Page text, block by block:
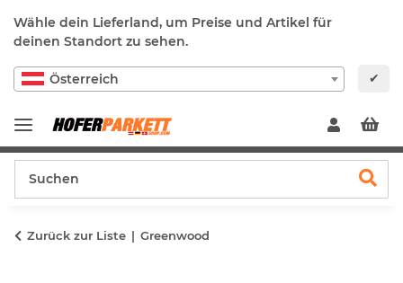
Wähle dein Lieferland, um Preise und Artikel für
deinen Standort zu sehen.
Österreich ✔
Zurück zur Liste Greenwood